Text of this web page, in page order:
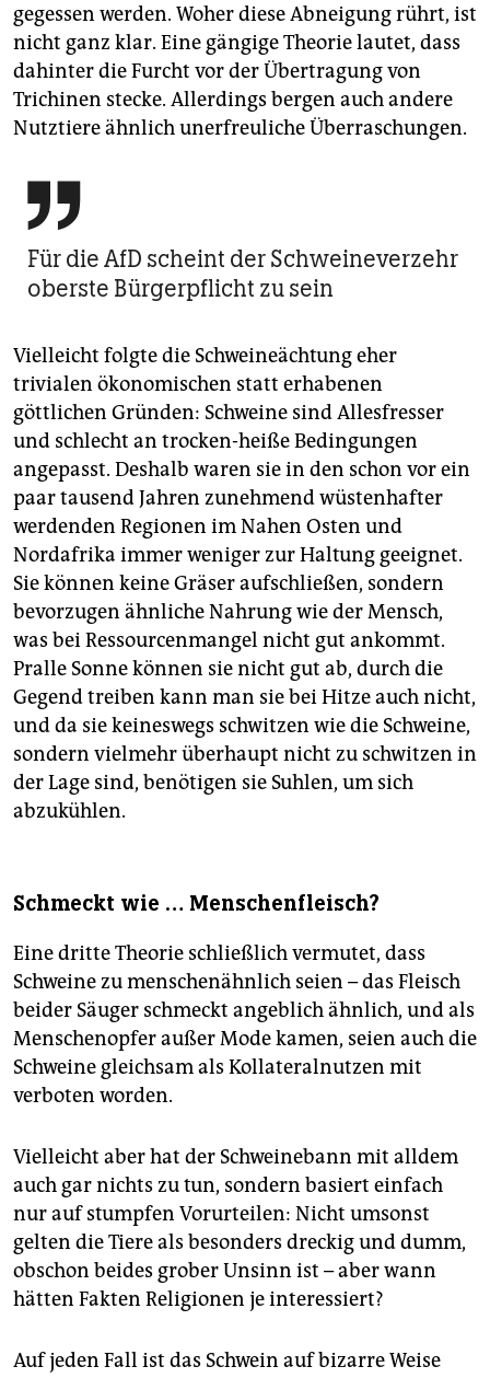
gegessen werden. Woher diese Abneigung rührt, ist
nicht ganz klar. Eine gängige Theorie lautet, dass
dahinter die Furcht vor der Übertragung von
Trichinen stecke. Allerdings bergen auch andere
Nutztiere ähnlich unerfreuliche Überraschungen.

Für die AfD scheint der Schweineverzehr
oberste Bürgerpflicht zu sein
Vielleicht folgte die Schweineächtung eher
trivialen ökonomischen statt erhabenen
göttlichen Gründen: Schweine sind Allesfresser
und schlecht an trocken-heiße Bedingungen
angepasst. Deshalb waren sie in den schon vor ein
paar tausend Jahren zunehmend wüstenhafter
werdenden Regionen im Nahen Osten und
Nordafrika immer weniger zur Haltung geeignet.
Sie können keine Gräser aufschließen, sondern
bevorzugen ähnliche Nahrung wie der Mensch,
was bei Ressourcenmangel nicht gut ankommt.
Pralle Sonne können sie nicht gut ab, durch die
Gegend treiben kann man sie bei Hitze auch nicht,
und da sie keineswegs schwitzen wie die Schweine,
sondern vielmehr überhaupt nicht zu schwitzen in
der Lage sind, benötigen sie Suhlen, um sich
abzukühlen.
Schmeckt wie … Menschenfleisch?
Eine dritte Theorie schließlich vermutet, dass
Schweine zu menschenähnlich seien – das Fleisch
beider Säuger schmeckt angeblich ähnlich, und als
Menschenopfer außer Mode kamen, seien auch die
Schweine gleichsam als Kollateralnutzen mit
verboten worden.
Vielleicht aber hat der Schweinebann mit alldem
auch gar nichts zu tun, sondern basiert einfach
nur auf stumpfen Vorurteilen: Nicht umsonst
gelten die Tiere als besonders dreckig und dumm,
obschon beides grober Unsinn ist – aber wann
hätten Fakten Religionen je interessiert?
Auf jeden Fall ist das Schwein auf bizarre Weise